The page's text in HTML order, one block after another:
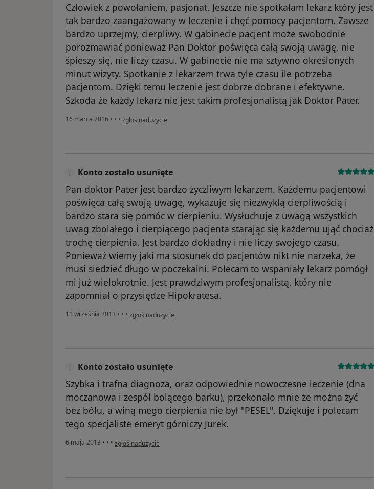
Człowiek z powołaniem, pasjonat. Jeszcze nie spotkałam lekarz który jest
tak bardzo zaangażowany w leczenie i chęć pomocy pacjentom. Zawsze
bardzo uprzejmy, cierpliwy. W gabinecie pacjent może swobodnie
porozmawiać ponieważ Pan Doktor poświęca całą swoją uwagę, nie
śpieszy się, nie liczy czasu. W gabinecie nie ma sztywno określonych
minut wizyty. Spotkanie z lekarzem trwa tyle czasu ile potrzeba
pacjentom. Dzięki temu leczenie jest dobrze dobrane i efektywne.
Szkoda że każdy lekarz nie jest takim profesjonalistą jak Doktor Pater.
16 marca 2016 • • • w opinii użytkownika zaskoczona
zgłoś nadużycie
Konto zostało usunięte
Pan doktor Pater jest bardzo życzliwym lekarzem. Każdemu pacjentowi
poświęca całą swoją uwagę, wykazuje się niezwykłą cierpliwością i
bardzo stara się pomóc w cierpieniu. Wysłuchuje z uwagą wszystkich
uwag zbolałego i cierpiącego pacjenta starając się każdemu ująć chociaż
trochę cierpienia. Jest bardzo dokładny i nie liczy swojego czasu.
Ponieważ wiemy jaki ma stosunek do pacjentów nikt nie narzeka, że
musi siedzieć długo w poczekalni. Polecam to wspaniały lekarz pomógł
mi już wielokrotnie. Jest prawdziwym profesjonalistą, który nie
zapomniał o przysiędze Hipokratesa.
11 września 2013 • • • w opinii użytkownika Konto zostało usunięte
zgłoś nadużycie
Konto zostało usunięte
Szybka i trafna diagnoza, oraz odpowiednie nowoczesne leczenie (dna
moczanowa i zespół bolącego barku), przekonało mnie że można żyć
bez bólu, a winą mego cierpienia nie był "PESEL". Dziękuje i polecam
tego specjaliste emeryt górniczy Jurek.
6 maja 2013 • • • w opinii użytkownika Konto zostało usunięte
zgłoś nadużycie